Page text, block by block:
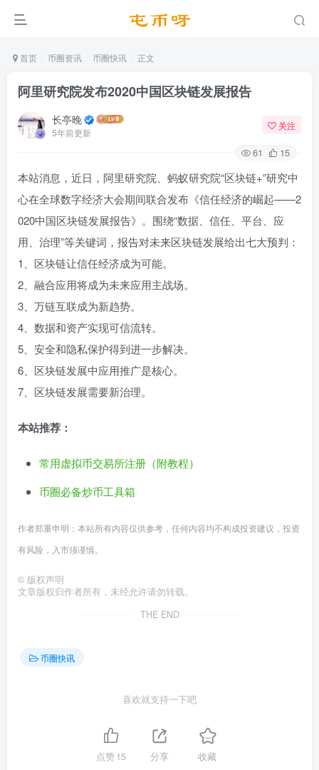
首页 币圈资讯 币圈快讯 正文
阿里研究院发布2020中国区块链发展报告
长亭晚
5年前更新
关注
61 15
本站消息，近日，阿里研究院、蚂蚁研究院“区块链+”研究中
心在全球数字经济大会期间联合发布《信任经济的崛起——2
020中国区块链发展报告》。围绕“数据、信任、平台、应
用、治理”等关键词，报告对未来区块链发展给出七大预判：
1、区块链让信任经济成为可能。
2、融合应用将成为未来应用主战场。
3、万链互联成为新趋势。
4、数据和资产实现可信流转。
5、安全和隐私保护得到进一步解决。
6、区块链发展中应用推广是核心。
7、区块链发展需要新治理。
本站推荐：
常用虚拟币交易所注册（附教程）
币圈必备炒币工具箱
作者郑重申明：本站所有内容仅供参考，任何内容均不构成投资建议，投资
有风险，入市须谨慎。
© 版权声明
文章版权归作者所有，未经允许请勿转载。
THE END
币圈快讯
喜欢就支持一下吧
点赞15 分享 收藏